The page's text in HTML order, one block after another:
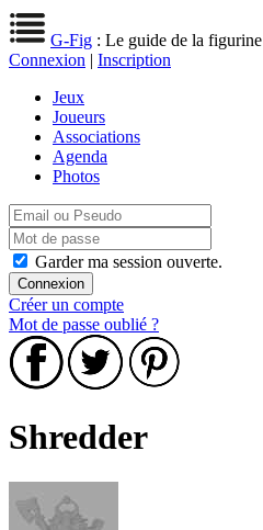
G-Fig : Le guide de la figurine
Connexion | Inscription
Jeux
Joueurs
Associations
Agenda
Photos
Garder ma session ouverte.
Créer un compte
Mot de passe oublié ?
Shredder